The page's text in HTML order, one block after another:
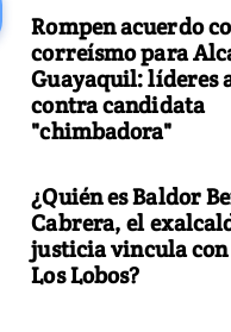
Rompen acuerdo
correísmo para
Guayaquil: líderes
contra candidata
"chimbadora"
¿Quién es Baldor
Cabrera, el
justicia vincula
Los Lobos?